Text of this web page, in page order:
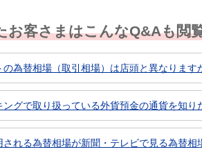
お客さまはこんなQ&Aも閲
為替相場（取引相場）は店頭と異なります
グで取り扱っている外貨預金の通貨を知り
れる為替相場が新聞・テレビで見る為替相